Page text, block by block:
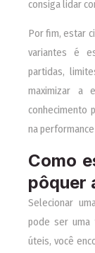
consiga lidar
Por fim, estar
variantes é
partidas,
maximizar a
conhecimento
na
Como
pôquer
Selecionar
pode ser uma
úteis, você